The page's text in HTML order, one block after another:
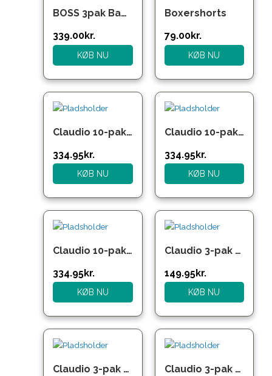
BOSS 3pak Bambus Underbukser multifarvet til herre
var:
339.00kr.
er:
KØB NU
Boxershorts
79.00kr.
KØB NU
Claudio 10-pak bambusunderbukser i blandede farver til herre
334.95kr.
KØB NU
Claudio 10-pak bambusunderbukser i sort til herre
334.95kr.
KØB NU
Claudio 10-pak bambusunderbukser i sort, blå og grå til herre
334.95kr.
KØB NU
Claudio 3-pak bambustights i flere farver til herre
149.95kr.
KØB NU
Claudio 3-pak bambusunderbukser i blandede farver til herre
Claudio 3-pak bambusunderbukser i grøn til herre